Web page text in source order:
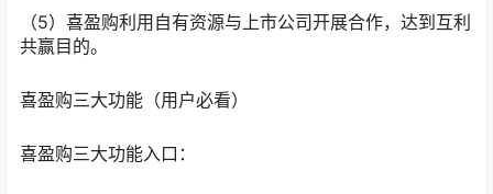
（5）喜盈购利用自有资源与上市公司开展合作，达到互利
共赢目的。
喜盈购三大功能（用户必看）
喜盈购三大功能入口：